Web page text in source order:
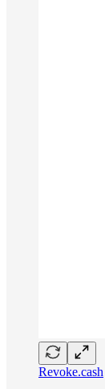
Revoke.cash